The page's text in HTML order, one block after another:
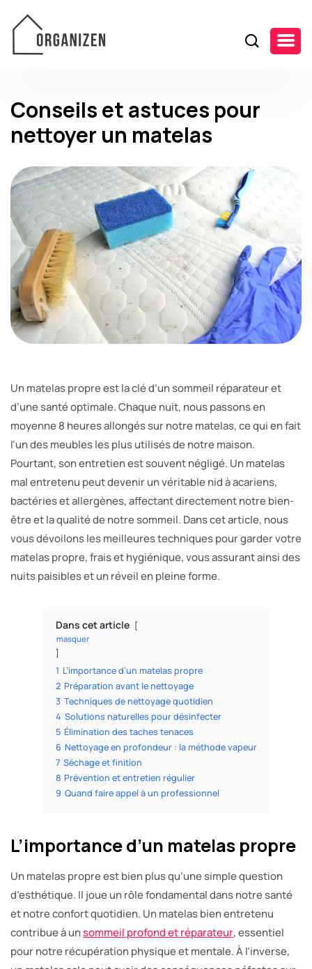
Conseils et astuces pour
nettoyer un matelas
Un matelas propre est la clé d’un sommeil réparateur et
d’une santé optimale. Chaque nuit, nous passons en
moyenne 8 heures allongés sur notre matelas, ce qui en fait
l’un des meubles les plus utilisés de notre maison.
Pourtant, son entretien est souvent négligé. Un matelas
mal entretenu peut devenir un véritable nid à acariens,
bactéries et allergènes, affectant directement notre bien-
être et la qualité de notre sommeil. Dans cet article, nous
vous dévoilons les meilleures techniques pour garder votre
matelas propre, frais et hygiénique, vous assurant ainsi des
nuits paisibles et un réveil en pleine forme.
Dans cet article
masquer
1 L’importance d’un matelas propre
2 Préparation avant le nettoyage
3 Techniques de nettoyage quotidien
4 Solutions naturelles pour désinfecter
5 Élimination des taches tenaces
6 Nettoyage en profondeur : la méthode vapeur
7 Séchage et finition
8 Prévention et entretien régulier
9 Quand faire appel à un professionnel
L’importance d’un matelas propre
Un matelas propre est bien plus qu’une simple question
d’esthétique. Il joue un rôle fondamental dans notre santé
et notre confort quotidien. Un matelas bien entretenu
contribue à unsommeil profond et réparateur, essentiel
pour notre récupération physique et mentale. À l’inverse,